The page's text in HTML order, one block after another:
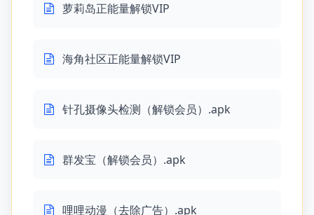
萝莉岛正能量解锁VIP
海角社区正能量解锁VIP
针孔摄像头检测（解锁会员）.apk
群发宝（解锁会员）.apk
哩哩动漫（去除广告）.apk